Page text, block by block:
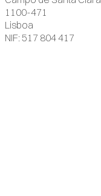
1100-471
Lisboa
NIF: 517 804 417